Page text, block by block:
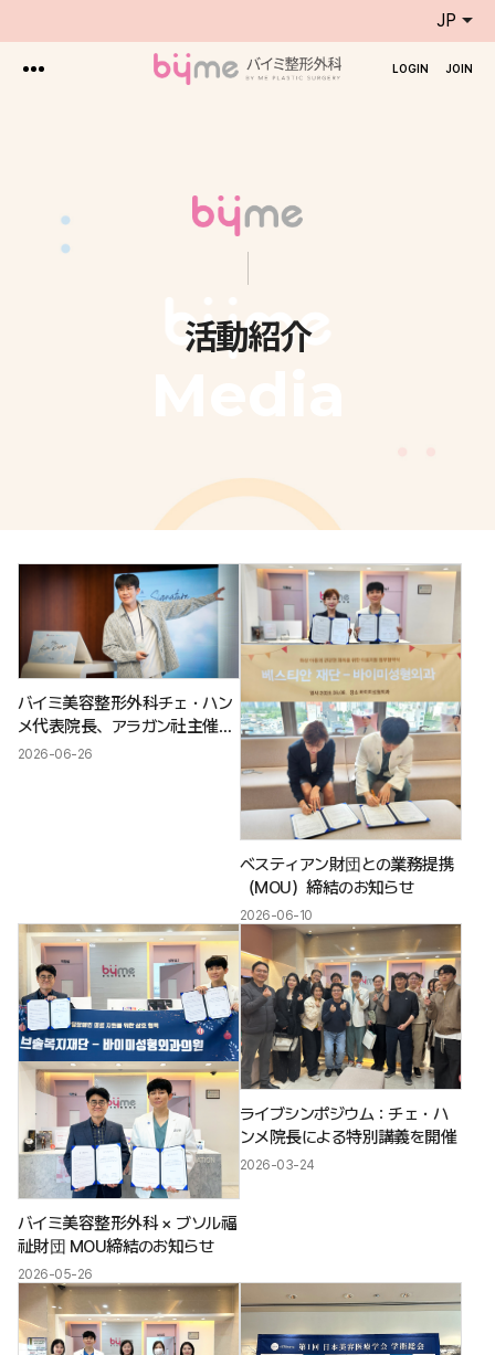
JP
LOGIN JOIN
活動紹介
バイミ美容整形外科チェ・ハン
メ代表院長、アラガン社主催
「2026 Alive Busan」に登壇
2026-06-26
ベスティアン財団との業務提携
（MOU）締結のお知らせ
2026-06-10
バイミ美容整形外科 × ブソル福
祉財団 MOU締結のお知らせ
2026-05-26
ライブシンポジウム：チェ・ハ
ンメ院長による特別講義を開催
2026-03-24